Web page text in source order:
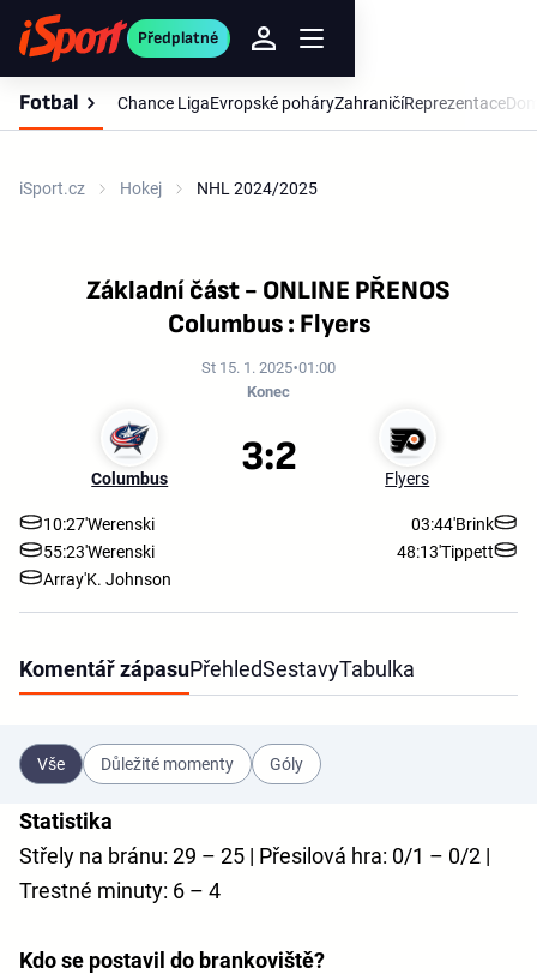
Předplatné
Fotbal Chance LigaEvropské poháryZahraničíReprezentace
iSport.cz Hokej NHL 2024/2025
Základní část - ONLINE PŘENOS
Columbus : Flyers
St 15. 1. 2025 01:00
Konec
Columbus Flyers
3:2
10:27'Werenski
55:23'Werenski
Array'K. Johnson
03:44'Brink
48:13'Tippett
Komentář zápasuPřehledSestavyTabulka
Vše Důležité momenty Góly
Statistika
Střely na bránu: 29 – 25 | Přesilová hra: 0/1 – 0/2 |
Trestné minuty: 6 – 4
Kdo se postavil do brankoviště?